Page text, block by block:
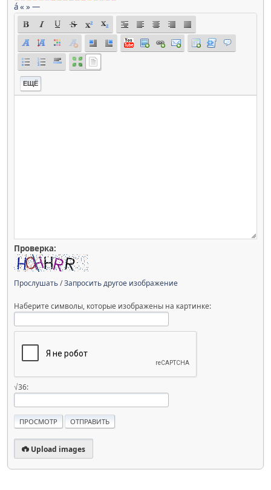
á« »—
ЕЩЁ
Проверка:
Прослушать/Запросить другое изображение
Наберите символы, которые изображены на картинке:
√36:
Upload images